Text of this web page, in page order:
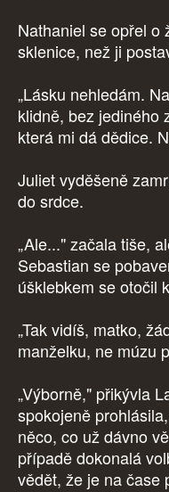
Nathaniel se opřel o
sklenice, než ji
„Lásku nehledám.
klidně, bez jediného
která mi dá dědice.
Juliet vyděšeně
do srdce.
„Ale..." začala tiše,
Sebastian se
úšklebkem se otočil
„Tak vidíš, matko,
manželku, ne múzu
„Výborně," přikývla
spokojeně
něco, co už dávno
případě dokonalá
vědět, že je na čase